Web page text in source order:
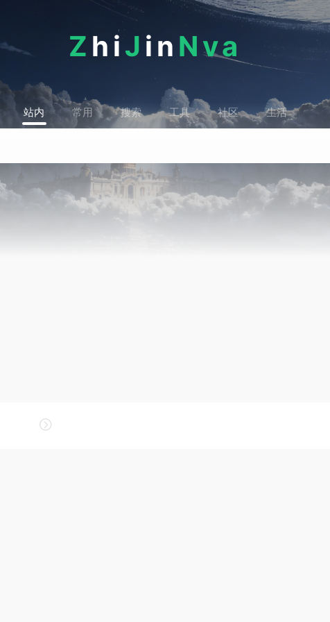
Z hiJ in Nva
站内 常用 搜索 工具 社区 生活